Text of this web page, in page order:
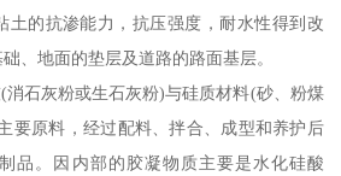
土的抗渗能力，抗压强度，耐水性得到改
、地面的垫层及道路的路面基层。
(消石灰粉或生石灰粉)与硅质材料(砂、粉煤
要原料，经过配料、拌合、成型和养护后
品。因内部的胶凝物质主要是水化硅酸